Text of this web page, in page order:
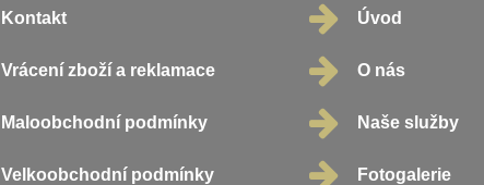
Kontakt
Vrácení zboží a reklamace
Maloobchodní podmínky
Velkoobchodní podmínky
Úvod
O nás
Naše služby
Fotogalerie